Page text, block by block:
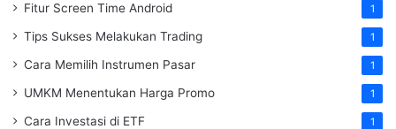
Fitur Screen Time Android 1
Tips Sukses Melakukan Trading 1
Cara Memilih Instrumen Pasar 1
UMKM Menentukan Harga Promo 1
Cara Investasi di ETF 1